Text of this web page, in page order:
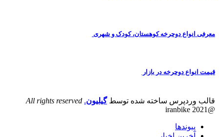
معرفی انواع دوچرخه کوهستان، کودک و شهری
قیمت انواع دوچرخه در بازار
قالب وردپرس ساخته شده توسطگیلیون.
All rights reserved
@iranbike 2021
پیوندها